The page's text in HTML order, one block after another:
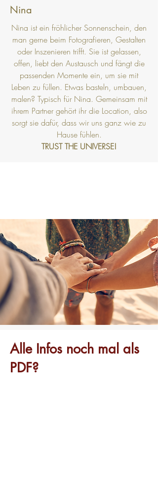
Nina
Nina ist ein fröhlicher Sonnenschein, den
man gerne beim Fotografieren, Gestalten
oder Inszenieren trifft. Sie ist gelassen,
offen, liebt den Austausch und fängt die
passenden Momente ein, um sie mit
Leben zu füllen. Etwas basteln, umbauen,
malen? Typisch für Nina. Gemeinsam mit
ihrem Partner gehört ihr die Location, also
sorgt sie dafür, dass wir uns ganz wie zu
Hause fühlen.
TRUST THE UNIVERSE!
Alle Infos noch mal als
PDF?